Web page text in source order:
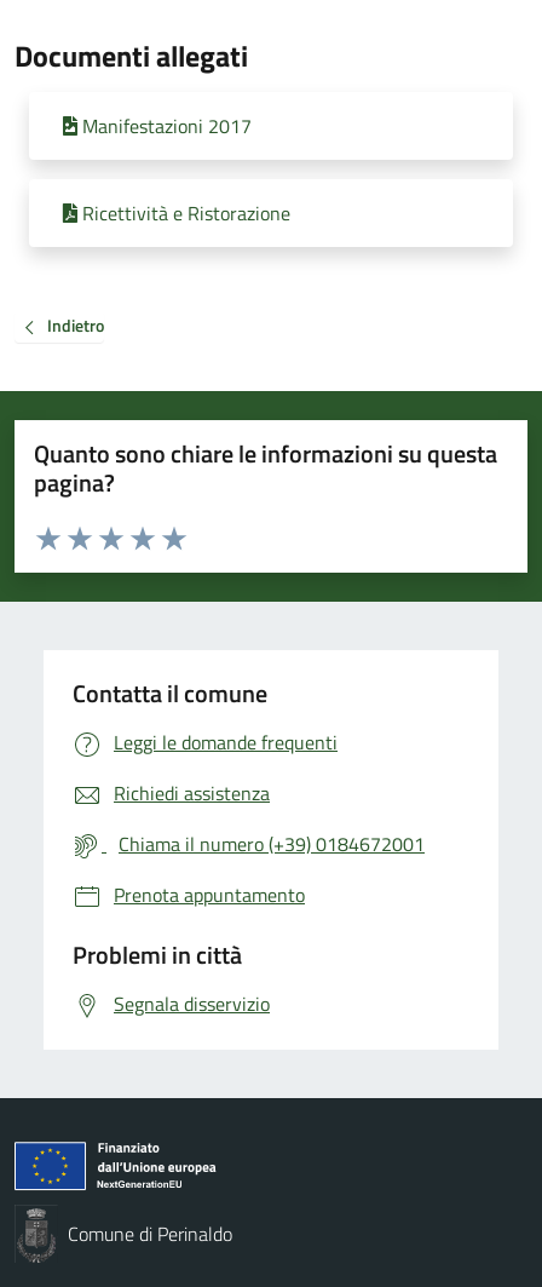
Documenti allegati
Manifestazioni 2017
Ricettività e Ristorazione
Indietro
Quanto sono chiare le informazioni su questa
pagina?
Valuta da 1 a 5 stelle la pagina
Valuta 5 stelle su 5
Valuta 4 stelle su 5
Valuta 3 stelle su 5
Valuta 2 stelle su 5
Valuta 1 stelle su 5
Contatta il comune
Leggi le domande frequenti
Richiedi assistenza
Chiama il numero (+39) 0184672001
Prenota appuntamento
Problemi in città
Segnala disservizio
Comune di Perinaldo